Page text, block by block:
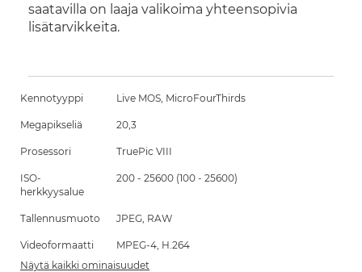
saatavilla on laaja valikoima yhteensopivia
lisätarvikkeita.
Kennotyyppi Live MOS, MicroFourThirds
Megapikseliä 20,3
Prosessori TruePic VIII
ISO-
herkkyysalue
200 - 25600 (100 - 25600)
Tallennusmuoto JPEG, RAW
Videoformaatti
MPEG-4, H.264
Näytä kaikki ominaisuudet